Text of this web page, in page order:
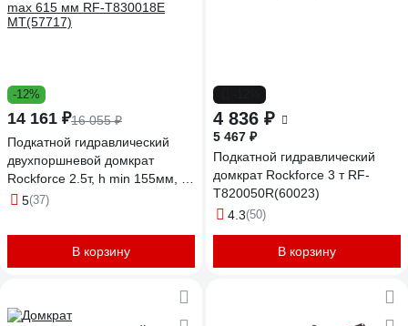
-12%
14 161 ₽16 055 ₽
Подкатной гидравлический
двухпоршневой домкрат
Rockforce 2.5т, h min 155мм, h
max 615 мм RF-T830018E
5(37)
В корзину
4 836 ₽
5 467 ₽
Подкатной гидравлический
домкрат Rockforce 3 т RF-
T820050R(60023)
4.3(50)
В корзину